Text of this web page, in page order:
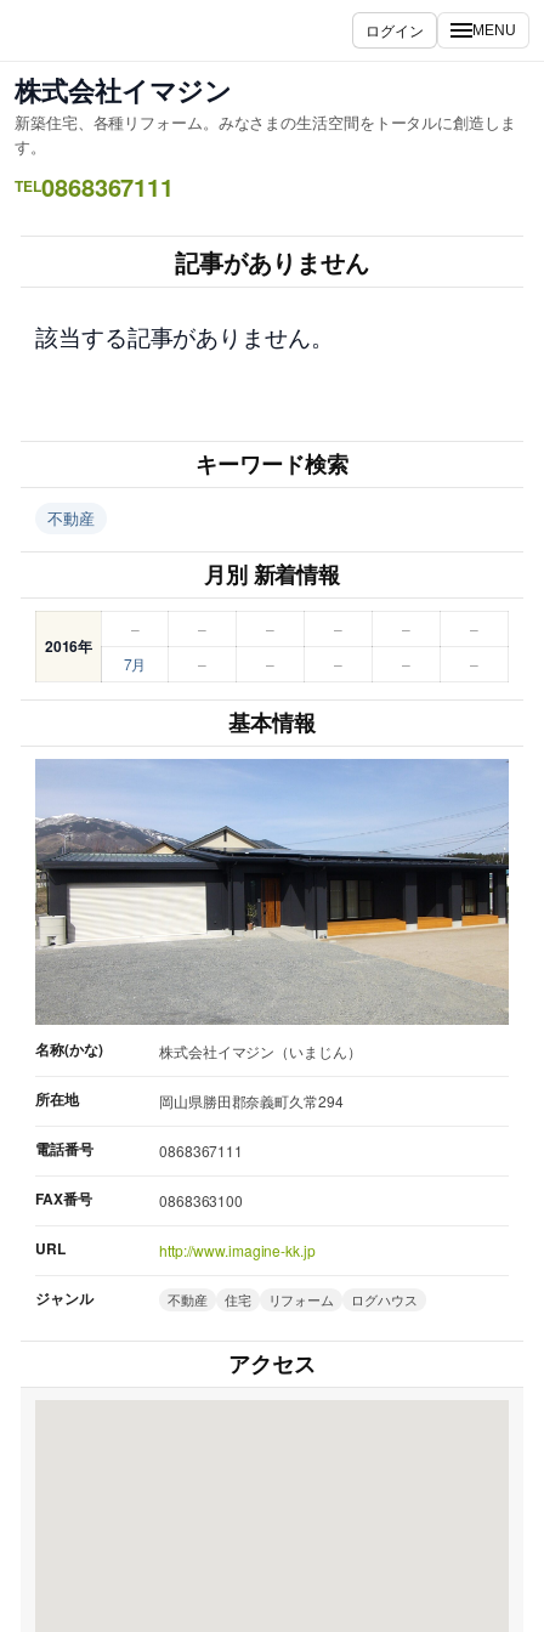
を
ス
キ
ッ
プ
ログイン MENU
株式会社イマジン
新築住宅、各種リフォーム。みなさまの生活空間をトータルに創造しま
す。
TEL0868367111
記事がありません
該当する記事がありません。
キーワード検索
不動産
月別 新着情報
2016年
– – – – –
–
7月
– – – – –
基本情報
名称(かな) 株式会社イマジン（いまじん）
所在地 岡山県勝田郡奈義町久常294
電話番号 0868367111
FAX番号 0868363100
URL http://www.imagine-kk.jp
ジャンル 不動産 住宅 リフォーム ログハウス
アクセス